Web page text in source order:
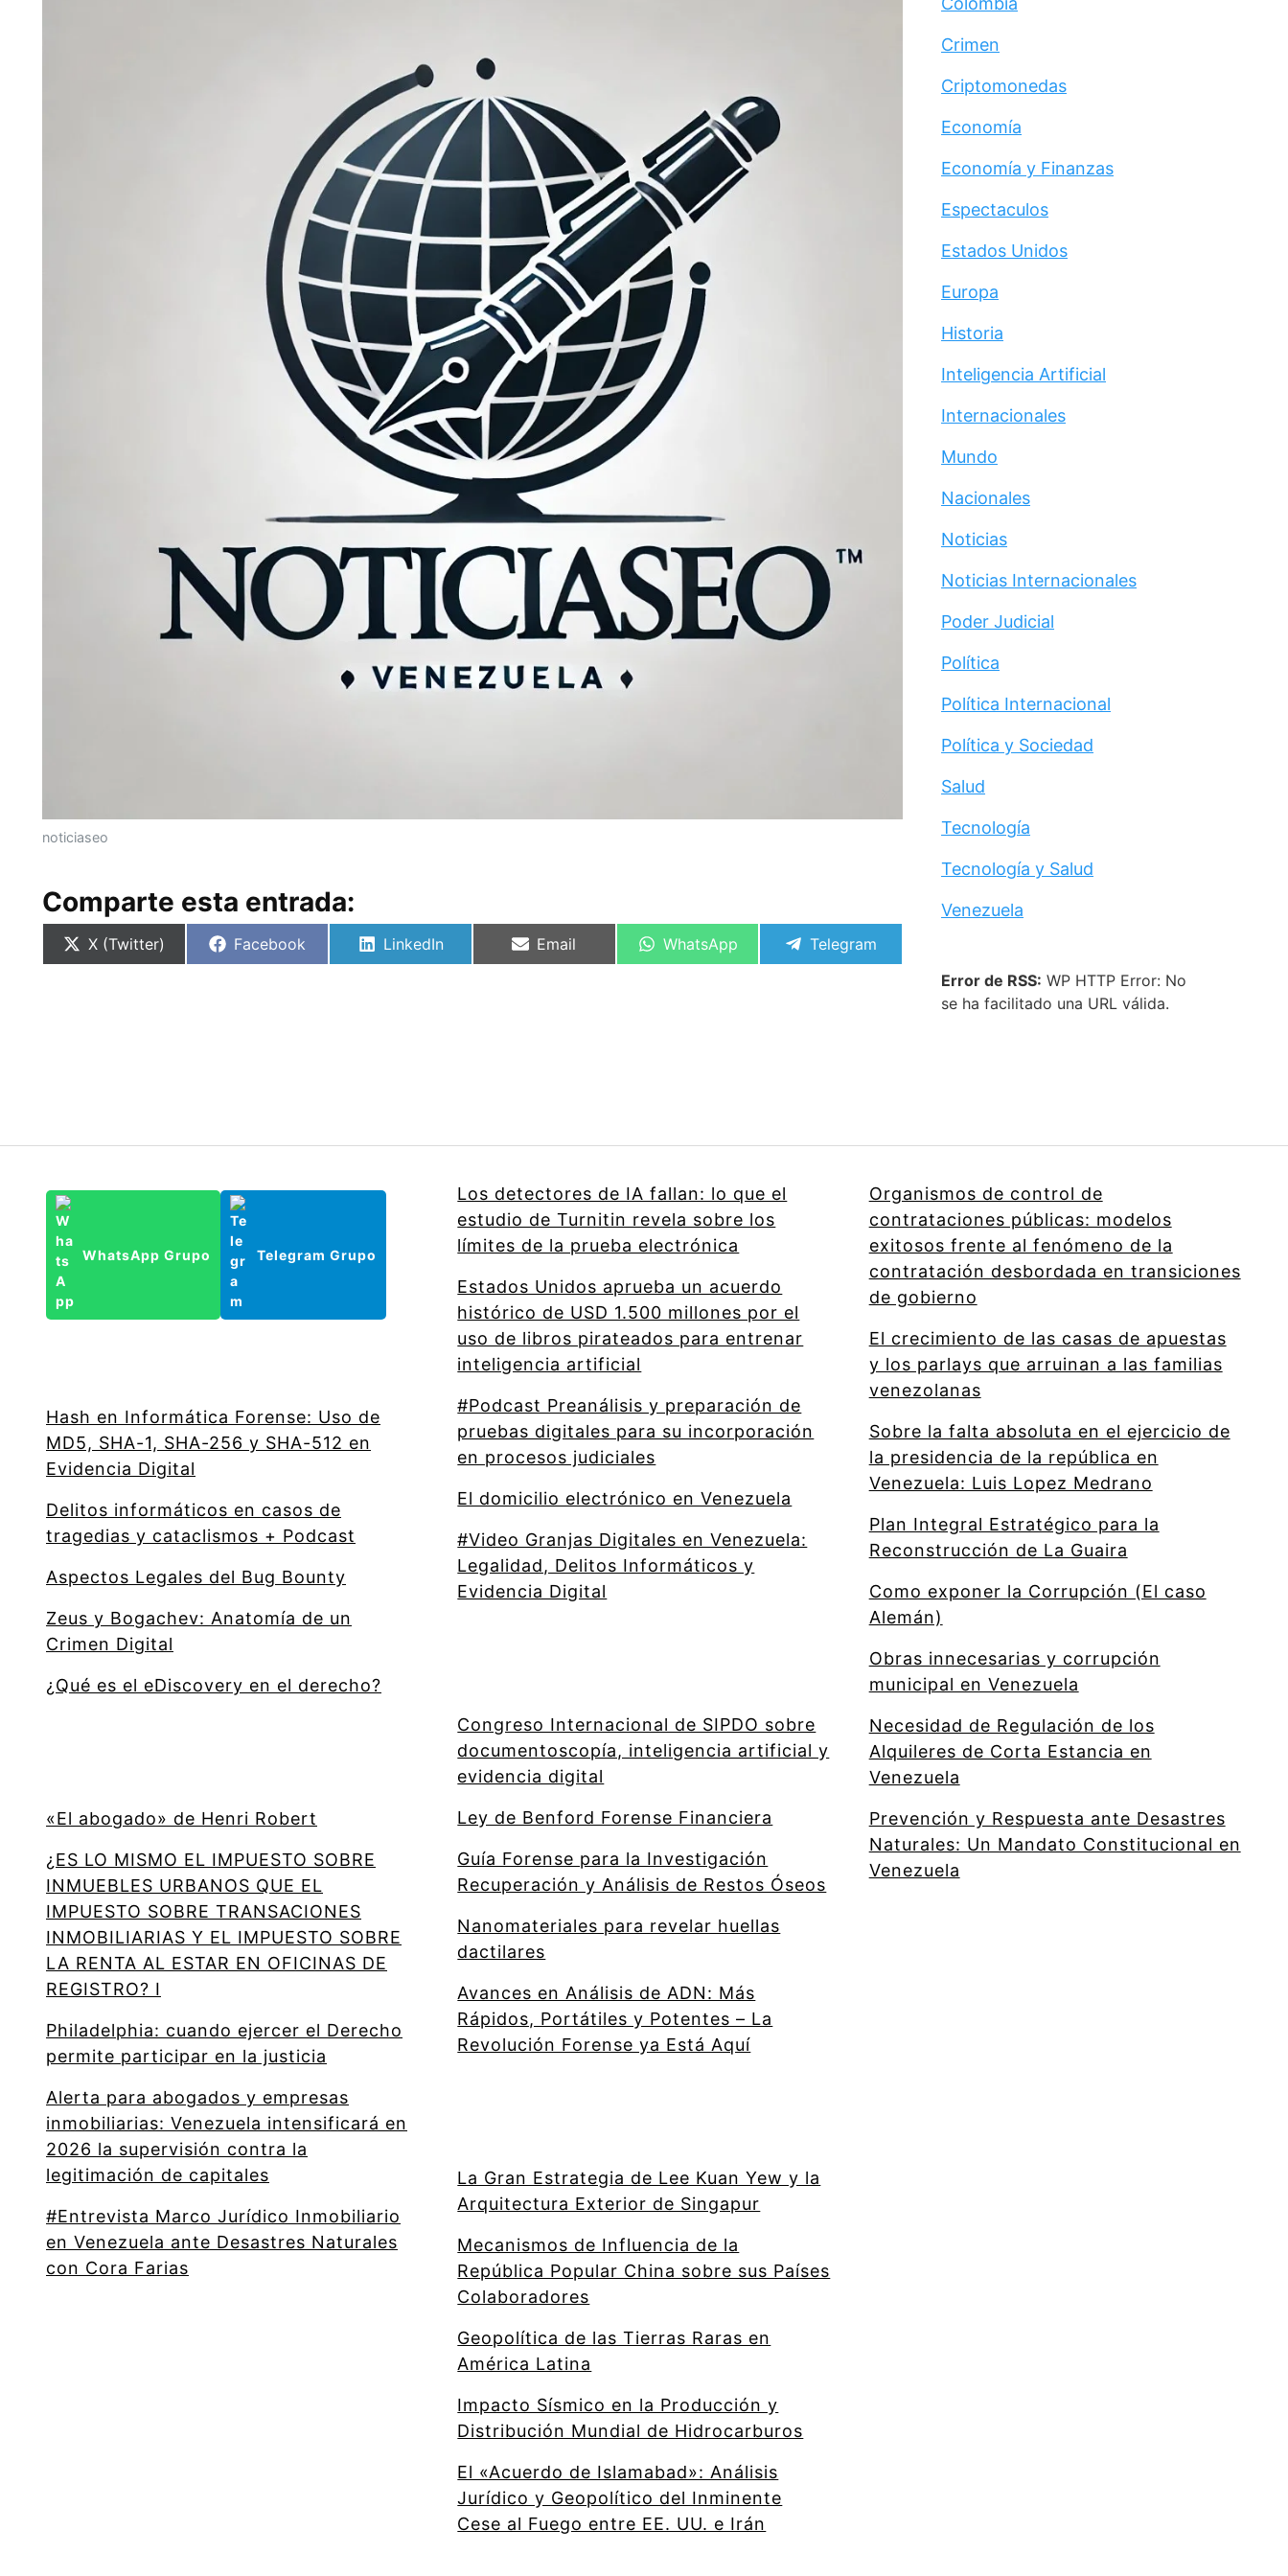
noticiaseo
Comparte esta entrada:
Compartir
X (Twitter)
Compartir
Facebook
Compartir
LinkedIn
Compartir
Email
Compartir
WhatsApp
Compartir
Telegram
Crimen
Criptomonedas
Economía
Economía y Finanzas
Espectaculos
Estados Unidos
Europa
Historia
Inteligencia Artificial
Internacionales
Mundo
Nacionales
Noticias
Noticias Internacionales
Poder Judicial
Política
Política Internacional
Política y Sociedad
Salud
Tecnología
Tecnología y Salud
Venezuela
Error de RSS: WP HTTP Error: No
se ha facilitado una URL válida.
WhatsApp Grupo Telegram Grupo
Hash en Informática Forense: Uso de
MD5, SHA-1, SHA-256 y SHA-512 en
Evidencia Digital
Delitos informáticos en casos de
tragedias y cataclismos + Podcast
Aspectos Legales del Bug Bounty
Zeus y Bogachev: Anatomía de un
Crimen Digital
¿Qué es el eDiscovery en el derecho?
«El abogado» de Henri Robert
¿ES LO MISMO EL IMPUESTO SOBRE
INMUEBLES URBANOS QUE EL
IMPUESTO SOBRE TRANSACIONES
INMOBILIARIAS Y EL IMPUESTO SOBRE
LA RENTA AL ESTAR EN OFICINAS DE
REGISTRO? I
Philadelphia: cuando ejercer el Derecho
permite participar en la justicia
Alerta para abogados y empresas
inmobiliarias: Venezuela intensificará en
2026 la supervisión contra la
legitimación de capitales
#Entrevista Marco Jurídico Inmobiliario
en Venezuela ante Desastres Naturales
con Cora Farias
Los detectores de IA fallan: lo que el
estudio de Turnitin revela sobre los
límites de la prueba electrónica
Estados Unidos aprueba un acuerdo
histórico de USD 1.500 millones por el
uso de libros pirateados para entrenar
inteligencia artificial
#Podcast Preanálisis y preparación de
pruebas digitales para su incorporación
en procesos judiciales
El domicilio electrónico en Venezuela
#Video Granjas Digitales en Venezuela:
Legalidad, Delitos Informáticos y
Evidencia Digital
Congreso Internacional de SIPDO sobre
documentoscopía, inteligencia artificial y
evidencia digital
Ley de Benford Forense Financiera
Guía Forense para la Investigación
Recuperación y Análisis de Restos Óseos
Nanomateriales para revelar huellas
dactilares
Avances en Análisis de ADN: Más
Rápidos, Portátiles y Potentes – La
Revolución Forense ya Está Aquí
La Gran Estrategia de Lee Kuan Yew y la
Arquitectura Exterior de Singapur
Mecanismos de Influencia de la
República Popular China sobre sus Países
Colaboradores
Geopolítica de las Tierras Raras en
América Latina
Impacto Sísmico en la Producción y
Distribución Mundial de Hidrocarburos
El «Acuerdo de Islamabad»: Análisis
Jurídico y Geopolítico del Inminente
Cese al Fuego entre EE. UU. e Irán
Organismos de control de
contrataciones públicas: modelos
exitosos frente al fenómeno de la
contratación desbordada en transiciones
de gobierno
El crecimiento de las casas de apuestas
y los parlays que arruinan a las familias
venezolanas
Sobre la falta absoluta en el ejercicio de
la presidencia de la república en
Venezuela: Luis Lopez Medrano
Plan Integral Estratégico para la
Reconstrucción de La Guaira
Como exponer la Corrupción (El caso
Alemán)
Obras innecesarias y corrupción
municipal en Venezuela
Necesidad de Regulación de los
Alquileres de Corta Estancia en
Venezuela
Prevención y Respuesta ante Desastres
Naturales: Un Mandato Constitucional en
Venezuela